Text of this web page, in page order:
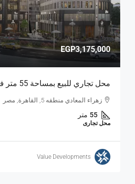
EGP3,175,000
محل تجاري للبيع بمساحة 55 متر في V Mall
زهراء المعادي منطقه 5, القاهرة, مصر
55 متر
محل تجارى
Value Developments